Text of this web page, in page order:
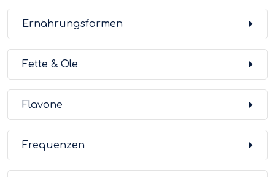
Ernährungsformen
Fette & Öle
Flavone
Frequenzen